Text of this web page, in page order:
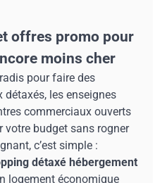
offres promo pour
moins cher
pour faire des
détaxés, les enseignes
commerciaux ouverts
votre budget sans rogner
c’est simple :
détaxé hébergement
logement économique